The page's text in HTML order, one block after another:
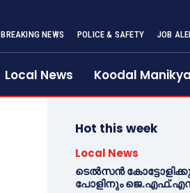
BREAKING NEWS POLICE & SAFETY JOB
Local News Koodal
Hot this week
Local News
ടെൽസൻ
പോളിനും